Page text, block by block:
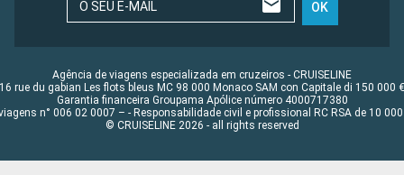
O SEU E-MAIL OK
Agência de viagens especializada em cruzeiros - CRUISELINE
16 rue du gabian Les flots bleus MC 98 000 Monaco SAM con Capitale di 150 000 €
Garantia financeira Groupama Apólice número 4000717380
n° 006 02 0007 – - Responsabilidade civil e profissional RC RSA de 10 000
© CRUISELINE 2026 - all rights reserved